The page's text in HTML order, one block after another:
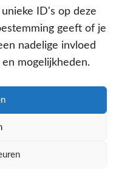
ID's op deze
geeft of je
nadelige invloed
mogelijkheden.